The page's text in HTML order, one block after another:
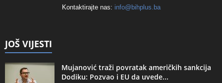
Kontaktirajte nas: info@bihplus.ba
JOŠ VIJESTI
Mujanović traži povratak američkih sankcija
Dodiku: Pozvao i EU da uvede...